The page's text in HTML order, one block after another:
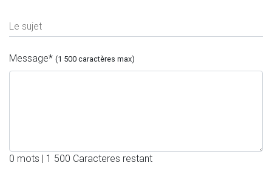
Le sujet
Message* (1 500 caractères max)
0 mots | 1 500 Caracteres restant